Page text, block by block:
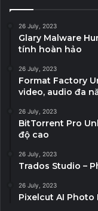
26 July, 2023
Glary Malware
tính hoàn hảo
26 July, 2023
Format Factory
video, audio đa
26 July, 2023
BitTorrent Pro
độ cao
26 July, 2023
Trados Studio –
26 July, 2023
Pixelcut AI Photo